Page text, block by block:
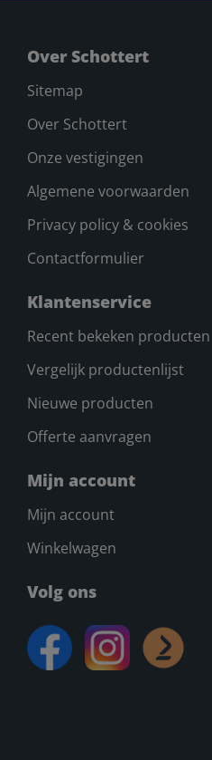
Over Schottert
Sitemap
Over Schottert
Onze vestigingen
Algemene voorwaarden
Privacy policy & cookies
Contactformulier
Klantenservice
Recent bekeken producten
Vergelijk productenlijst
Nieuwe producten
Offerte aanvragen
Mijn account
Mijn account
Winkelwagen
Volg ons